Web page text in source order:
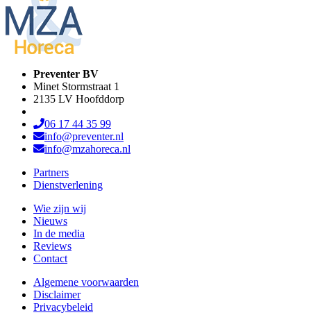
Preventer BV
Minet Stormstraat 1
2135 LV Hoofddorp
06 17 44 35 99
info@preventer.nl
info@mzahoreca.nl
Partners
Dienstverlening
Wie zijn wij
Nieuws
In de media
Reviews
Contact
Algemene voorwaarden
Disclaimer
Privacybeleid